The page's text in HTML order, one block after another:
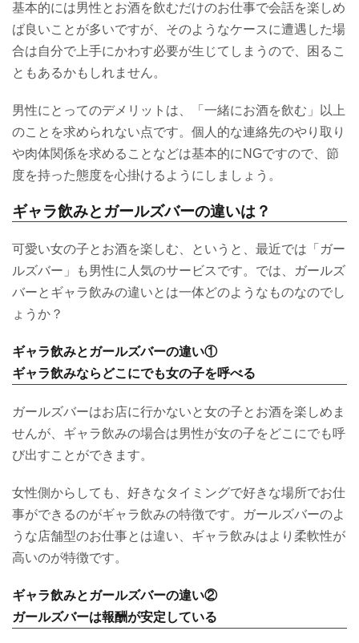
基本的には男性とお酒を飲むだけのお仕事で会話を楽しめ
ば良いことが多いですが、そのようなケースに遭遇した場
合は自分で上手にかわす必要が生じてしまうので、困るこ
ともあるかもしれません。
男性にとってのデメリットは、「一緒にお酒を飲む」以上
のことを求められない点です。個人的な連絡先のやり取り
や肉体関係を求めることなどは基本的にNGですので、節
度を持った態度を心掛けるようにしましょう。
ギャラ飲みとガールズバーの違いは？
可愛い女の子とお酒を楽しむ、というと、最近では「ガー
ルズバー」も男性に人気のサービスです。では、ガールズ
バーとギャラ飲みの違いとは一体どのようなものなのでし
ょうか？
ギャラ飲みとガールズバーの違い①
ギャラ飲みならどこにでも女の子を呼べる
ガールズバーはお店に行かないと女の子とお酒を楽しめま
せんが、ギャラ飲みの場合は男性が女の子をどこにでも呼
び出すことができます。
女性側からしても、好きなタイミングで好きな場所でお仕
事ができるのがギャラ飲みの特徴です。ガールズバーのよ
うな店舗型のお仕事とは違い、ギャラ飲みはより柔軟性が
高いのが特徴です。
ギャラ飲みとガールズバーの違い②
ガールズバーは報酬が安定している